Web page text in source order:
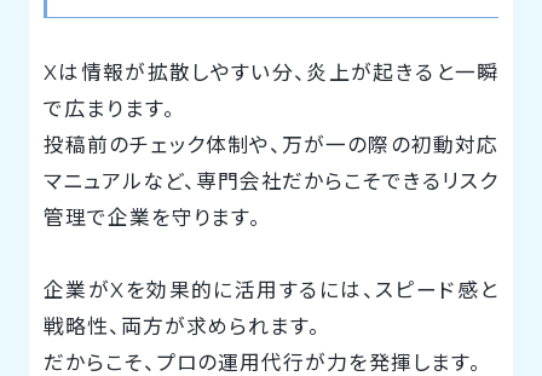
Xは情報が拡散しやすい分、炎上が起きると一瞬
で広まります。
投稿前のチェック体制や、万が一の際の初動対応
マニュアルなど、専門会社だからこそできるリスク
管理で企業を守ります。
企業がXを効果的に活用するには、スピード感と
戦略性、両方が求められます。
だからこそ、プロの運用代行が力を発揮します。